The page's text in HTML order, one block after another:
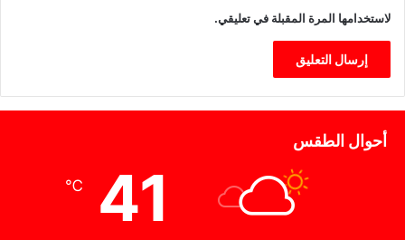
لاستخدامها المرة المقبلة في تعليقي.
أحوال الطقس
41
℃